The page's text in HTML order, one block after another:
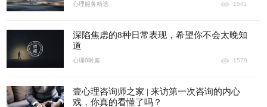
心理服务精选 1541
深陷焦虑的8种日常表现，希望你不会太晚知
道
心理0时差 1579
壹心理咨询师之家 | 来访第一次咨询的内心
戏，你真的看懂了吗？